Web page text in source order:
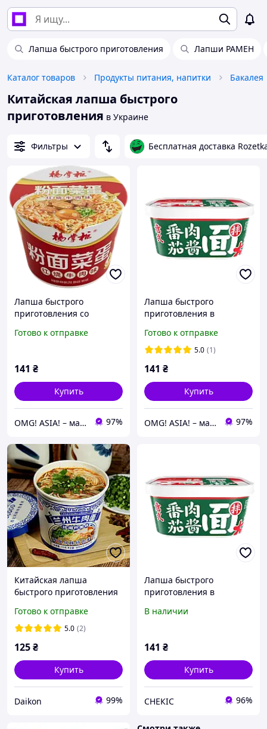
Лапша быстрого приготовления Лапши РАМЕН
Каталог товаров Продукты питания, напитки Бакалея
Китайская лапша быстрого
приготовления в Украине
Фильтры Бесплатная доставка
Лапша быстрого
приготовления со
со вкусом тушеной
Готово к отправке
141 ₴
Купить
OMG! ASIA! – магазин смаколиків з Азії 97%
Лапша быстрого
приготовления в
Yangzhanggui 146г
Готово к отправке
5.0 (1)
141 ₴
Купить
OMG! ASIA! – магазин смаколиків з Азії 97%
Китайская лапша
быстрого приготовления
Ланьчжоу с говядиной
необжаренная в стакане
Готово к отправке
5.0 (2)
125₴
Купить
Daikon 99%
Лапша быстрого
приготовления в
Yangzhanggui 146г
В наличии
141 ₴
Купить
СНЕКІС 96%